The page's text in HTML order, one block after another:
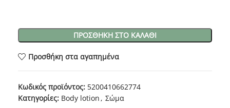
ΠΡΟΣΘΉΚΗ ΣΤΟ ΚΑΛΆΘΙ
Προσθήκη στα αγαπημένα
Κωδικός προϊόντος: 5200410662774
Κατηγορίες: Body lotion, Σώμα